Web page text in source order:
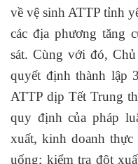
về vệ sinh ATTP tỉnh
các địa phương tăng
sát. Cùng với đó,
quyết định thành lập
ATTP dịp Tết Trung
quy định của pháp
xuất, kinh doanh
uống; kiểm tra đột